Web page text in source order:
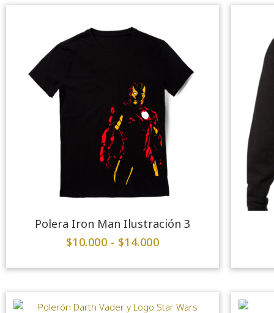
Polera Iron Man Ilustración 3
$10.000 - $14.000